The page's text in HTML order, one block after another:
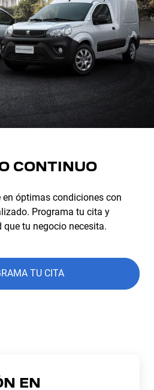
CONTINUO
óptimas condiciones con
Programa tu cita y
tu negocio necesita.
TU CITA
EN